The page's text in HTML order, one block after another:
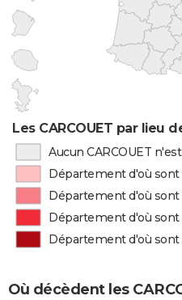
Les CARCOUET par lieu
Aucun CARCOUET
Département d'où sont
Département d'où sont
Département d'où sont
Département d'où sont
Où décèdent les